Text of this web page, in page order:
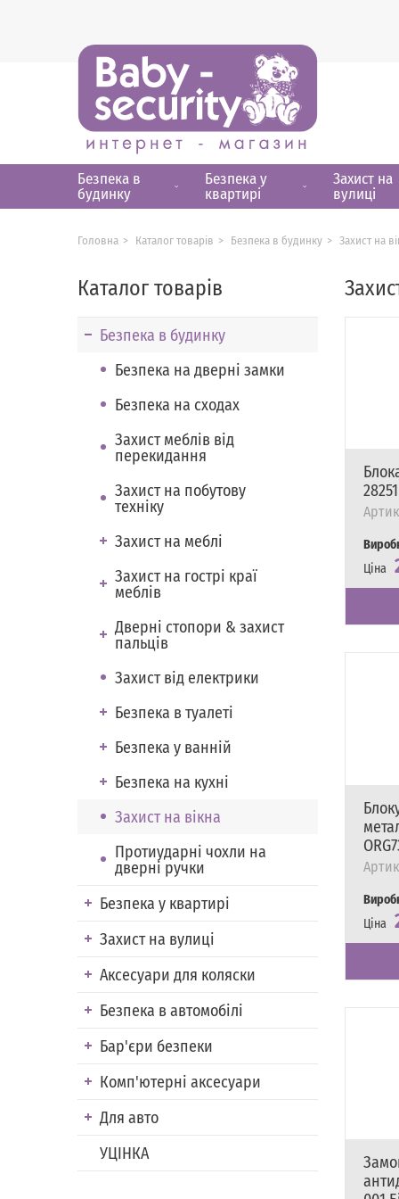
Безпека в
будинку
Безпека у
квартирі
Захист на
вулиці
Головна Каталог товарів Безпека в будинку Захист на
Каталог товарів
Безпека в будинку
Безпека на дверні замки
Безпека на сходах
Захист меблів від
перекидання
Захист на побутову
техніку
Захист на меблі
Захист на гострі краї
меблів
Дверні стопори & захист
пальців
Захист від електрики
Безпека в туалеті
Безпека у ванній
Безпека на кухні
Захист на вікна
Протиударні чохли на
дверні ручки
Безпека у квартирі
Захист на вулиці
Аксесуари для коляски
Безпека в автомобілі
Бар'єри безпеки
Комп'ютерні аксесуари
Для авто
УЦІНКА
Ціна
Є в
Ціна
Є в